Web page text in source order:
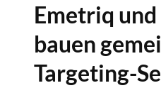
Emetriq
bauen
Targeting-